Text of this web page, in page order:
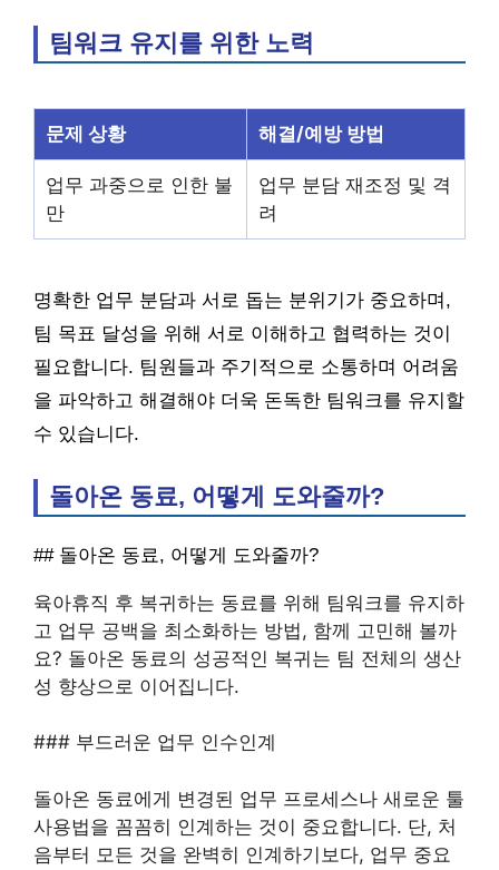
팀워크 유지를 위한 노력
문제 상황 해결/예방 방법
업무 과중으로 인한 불
만
업무 분담 재조정 및 격
려
명확한 업무 분담과 서로 돕는 분위기가 중요하며,
팀 목표 달성을 위해 서로 이해하고 협력하는 것이
필요합니다. 팀원들과 주기적으로 소통하며 어려움
을 파악하고 해결해야 더욱 돈독한 팀워크를 유지할
수 있습니다.
돌아온 동료, 어떻게 도와줄까?
## 돌아온 동료, 어떻게 도와줄까?
육아휴직 후 복귀하는 동료를 위해 팀워크를 유지하
고 업무 공백을 최소화하는 방법, 함께 고민해 볼까
요? 돌아온 동료의 성공적인 복귀는 팀 전체의 생산
성 향상으로 이어집니다.
### 부드러운 업무 인수인계
돌아온 동료에게 변경된 업무 프로세스나 새로운 툴
사용법을 꼼꼼히 인계하는 것이 중요합니다. 단, 처
음부터 모든 것을 완벽히 인계하기보다, 업무 중요